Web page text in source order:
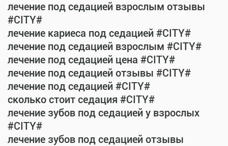
лечение под седацией взрослым отзывы
#CITY#
лечение кариеса под седацией #CITY#
лечение под седацией взрослым #CITY#
лечение под седацией цена #CITY#
лечение под седацией отзывы #CITY#
лечение под седацией #CITY#
сколько стоит седация #CITY#
лечение зубов под седацией у взрослых
#CITY#
лечение зубов под седацией отзывы